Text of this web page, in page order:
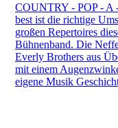
COUNTRY - POP - A
best ist die richtige
großen Repertoires
Bühnenband. Die
Everly Brothers aus
mit einem
eigene Musik